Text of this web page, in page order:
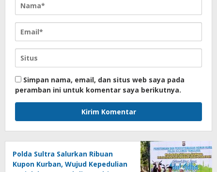
Simpan nama, email, dan situs web saya pada
peramban ini untuk komentar saya berikutnya.
Polda Sultra Salurkan Ribuan
Kupon Kurban, Wujud Kepedulian